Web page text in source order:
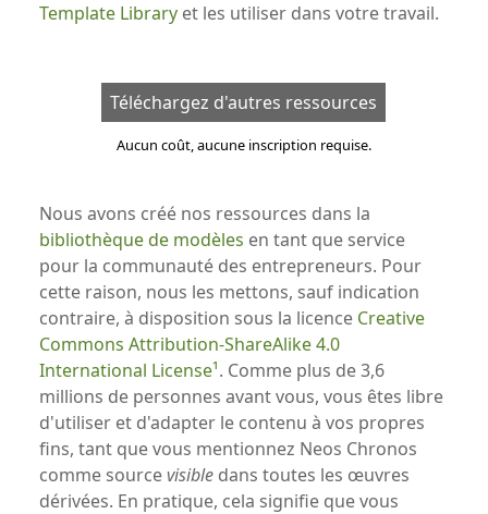
Template Libraryet les utiliser dans votre travail.
Téléchargez d'autres ressources
Aucun coût, aucune inscription requise.
Nous avons créé nos ressources dans la
bibliothèque de modèles en tant que service
pour la communauté des entrepreneurs. Pour
cette raison, nous les mettons, sauf indication
contraire, à disposition sous la licence Creative
Commons Attribution-ShareAlike 4.0
International License . Comme plus de 3,6
millions de personnes avant vous, vous êtes libre
d'utiliser et d'adapter le contenu à vos propres
fins, tant que vous mentionnez Neos Chronos
comme sourcevisibledans toutes les œuvres
dérivées. En pratique, cela signifie que vous